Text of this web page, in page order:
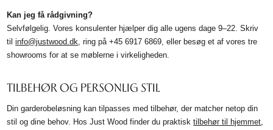
Kan jeg få rådgivning?
Selvfølgelig. Vores konsulenter hjælper dig alle ugens dage 9–22. Skriv
tilinfo@justwood.dk, ring på +45 6917 6869, eller besøg et af vores tre
showrooms for at se møblerne i virkeligheden.
TILBEHØR OG PERSONLIG STIL
Din garderobeløsning kan tilpasses med tilbehør, der matcher netop din
stil og dine behov. Hos Just Wood finder du praktisktilbehør til hjemmet,